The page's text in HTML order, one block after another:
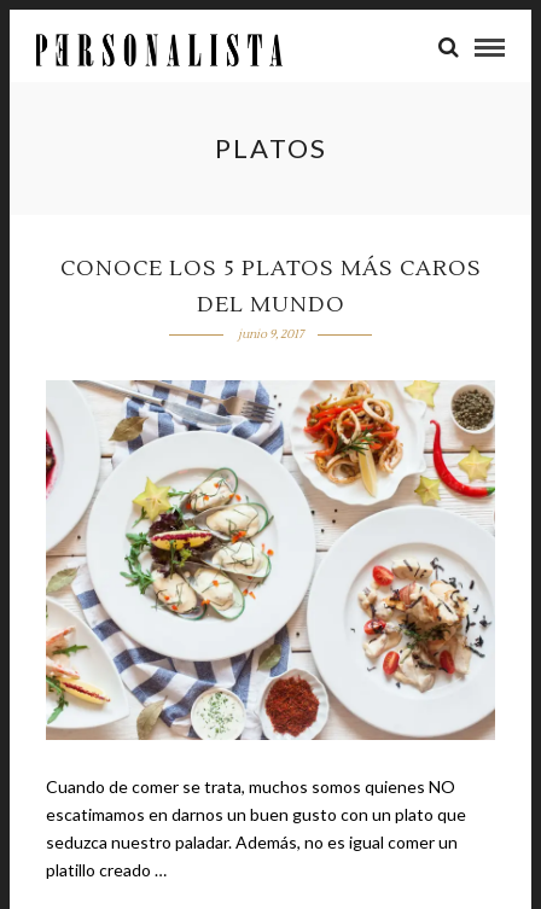
PLATOS
CONOCE LOS 5 PLATOS MÁS CAROS
DEL MUNDO
junio 9, 2017
Cuando de comer se trata, muchos somos quienes NO
escatimamos en darnos un buen gusto con un plato que
seduzca nuestro paladar. Además, no es igual comer un
platillo creado …